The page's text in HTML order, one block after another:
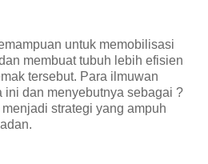
untuk memobilisasi
membuat tubuh lebih efisien
tersebut. Para ilmuwan
ini dan menyebutnya sebagai ?
strategi yang ampuh